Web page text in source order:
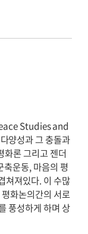
Studies and
양성과 그 충돌과
화론 그리고 젠더
축운동, 마음의 평
쳐져있다. 이 수많
화논의간의 서로
풍성하게 하며 상